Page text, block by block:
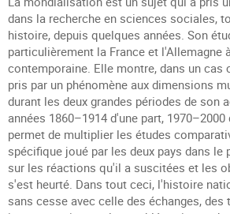
dans la recherche en sciences sociales,
histoire, depuis quelques années. Son
particulièrement la France et l'Allemagne
contemporaine. Elle montre, dans un cas
pris par un phénomène aux dimensions
durant les deux grandes périodes de son
années 1860–1914 d'une part,
permet de multiplier les études
spécifique joué par les deux pays dans le
sur les réactions qu'il a suscitées et les
s'est heurté. Dans tout ceci, l'histoire
sans cesse avec celle des échanges, des